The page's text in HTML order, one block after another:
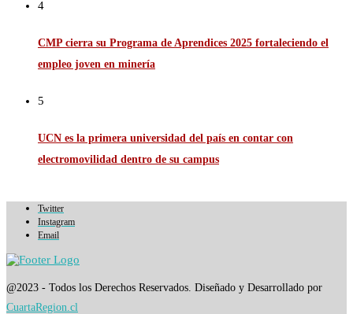
4
CMP cierra su Programa de Aprendices 2025 fortaleciendo el
empleo joven en minería
5
UCN es la primera universidad del país en contar con
electromovilidad dentro de su campus
Twitter
Instagram
Email
@2023 - Todos los Derechos Reservados. Diseñado y Desarrollado por
CuartaRegion.cl